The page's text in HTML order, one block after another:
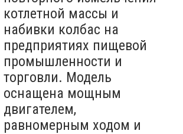
котлетной массы и
набивки колбас на
предприятиях пищевой
промышленности и
торговли. Модель
оснащена мощным
двигателем,
равномерным ходом и